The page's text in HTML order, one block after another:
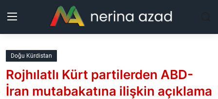
Kurdistan
Bölgeler
Doğu Kürdistan
Rojhılatlı Kürt partilerden ABD-
İran mutabakatına ilişkin açıklama